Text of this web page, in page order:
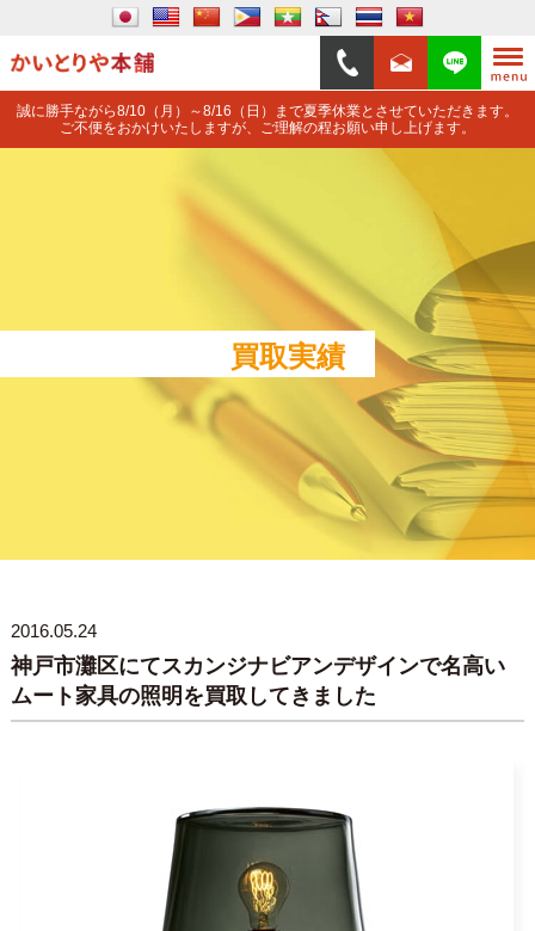
誠に勝手ながら8/10（月）～8/16（日）まで夏季休業とさせていただきます。
ご不便をおかけいたしますが、ご理解の程お願い申し上げます。
買取実績
2016.05.24
神戸市灘区にてスカンジナビアンデザインで名高い
ムート家具の照明を買取してきました